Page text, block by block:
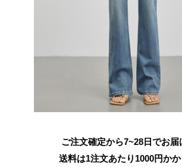
ご注文確定から7~28日でお届
送料は1注文あたり 1000円か